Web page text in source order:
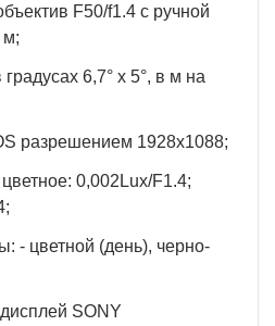
F50/f1.4 с ручной
м;
6,7° x 5°, в м на
разрешением 1928x1088;
0,002Lux/F1.4;
- цветной (день), черно-
SONY